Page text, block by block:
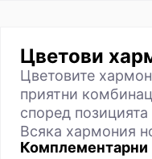
Цветови
Цветовите
приятни
според
Всяка хармония
Комплементарни